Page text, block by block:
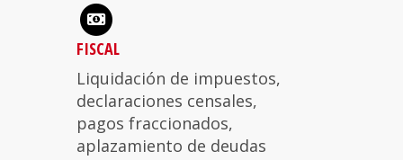
FISCAL
Liquidación de impuestos,
declaraciones censales,
pagos fraccionados,
aplazamiento de deudas